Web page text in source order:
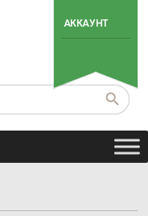
АККАУНТ